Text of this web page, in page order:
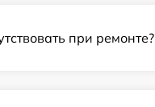
при ремонте?